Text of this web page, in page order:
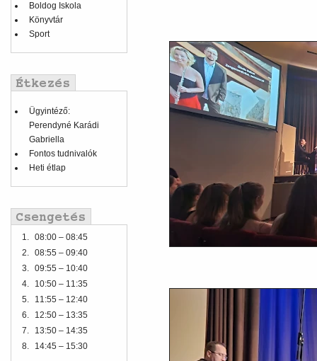
Boldog Iskola
Könyvtár
Sport
Ügyintéző:
Perendyné Karádi
Gabriella
Fontos tudnivalók
Heti étlap
1. 08:00 – 08:45
2. 08:55 – 09:40
3. 09:55 – 10:40
4.
10:50 – 11:35
5.
11:55 – 12:40
6.
12:50 – 13:35
7.
13:50 – 14:35
8.
14:45 – 15:30